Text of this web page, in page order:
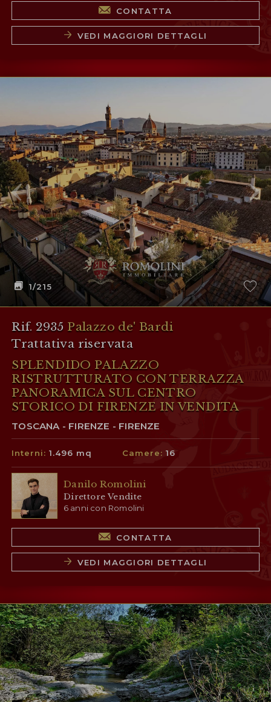
CONTATTA
VEDI MAGGIORI DETTAGLI
1/215
Rif. 2935 Palazzo de' Bardi
Trattativa riservata
SPLENDIDO PALAZZO
RISTRUTTURATO CON TERRAZZA
PANORAMICA SUL CENTRO
STORICO DI FIRENZE IN VENDITA
TOSCANA - FIRENZE - FIRENZE
Interni:1.496 mq Camere:16
Danilo Romolini
Direttore Vendite
6 anni con Romolini
CONTATTA
VEDI MAGGIORI DETTAGLI